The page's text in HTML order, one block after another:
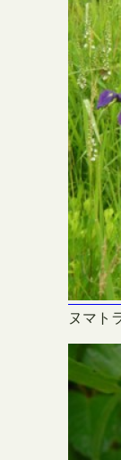
ヌマト